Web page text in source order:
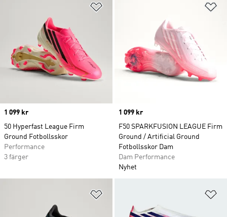
Price
1 099 kr
50 Hyperfast League Firm
Ground Fotbollsskor
Performance
3 färger
Price
1 099 kr
F50 SPARKFUSION LEAGUE Firm
Ground / Artificial Ground
Fotbollsskor Dam
Dam Performance
Nyhet